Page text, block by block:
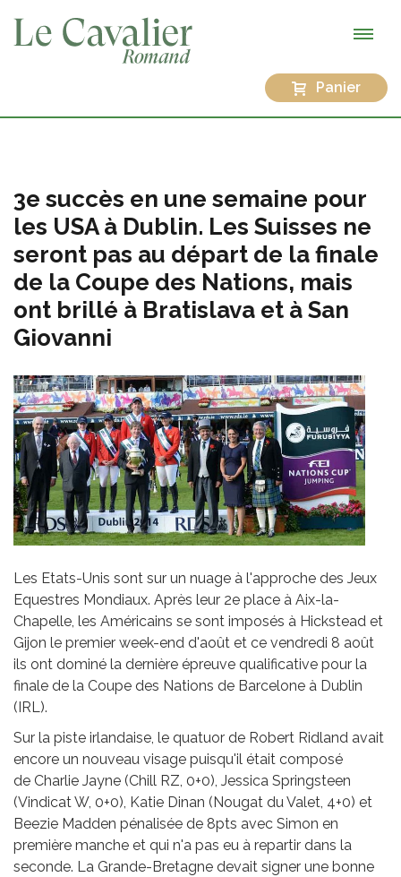
Panier
3e succès en une semaine pour
les USA à Dublin. Les Suisses ne
seront pas au départ de la finale
de la Coupe des Nations, mais
ont brillé à Bratislava et à San
Giovanni
Les Etats-Unis sont sur un nuage à l'approche des Jeux
Equestres Mondiaux. Après leur 2e place à Aix-la-
Chapelle, les Américains se sont imposés à Hickstead et
Gijon le premier week-end d'août et ce vendredi 8 août
ils ont dominé la dernière épreuve qualificative pour la
finale de la Coupe des Nations de Barcelone à Dublin
(IRL).
Sur la piste irlandaise, le quatuor de Robert Ridland avait
encore un nouveau visage puisqu'il était composé
de Charlie Jayne (Chill RZ, 0+0), Jessica Springsteen
(Vindicat W, 0+0), Katie Dinan (Nougat du Valet, 4+0) et
Beezie Madden pénalisée de 8pts avec Simon en
première manche et qui n'a pas eu à repartir dans la
seconde. La Grande-Bretagne devait signer une bonne